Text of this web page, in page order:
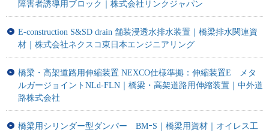
障害者誘導用ブロック｜株式会社リンクジャパン
E-construction S&SD drain 舗装浸透水排水装置｜橋梁排水関連資
材｜株式会社ネクスコ東日本エンジニアリング
橋梁・高架道路用伸縮装置 NEXCO仕様準拠：伸縮装置E メタ
ルガージョイントNLd-FLN｜橋梁・高架道路用伸縮装置｜中外道
路株式会社
橋梁用シリンダー型ダンパー BMｰS｜橋梁用資材｜オイレス工